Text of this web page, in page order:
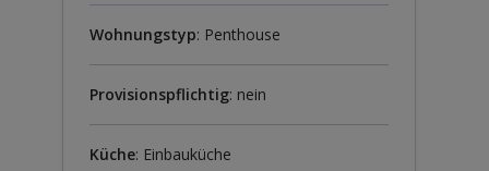
Wohnungstyp: Penthouse
Provisionspflichtig: nein
Küche: Einbauküche